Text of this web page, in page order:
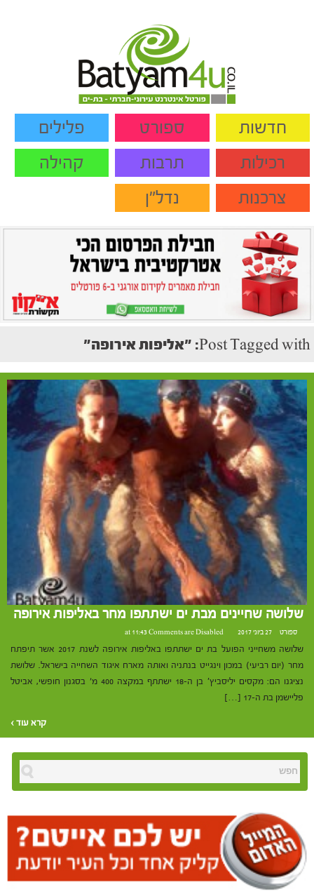
חדשות ספורט
פלילים
רכילות
תרבות
קהילה
צרכנות
נדל"ן
Post Tagged with: "אליפות אירופה"
שלושה שחיינים מבת ים ישתתפו מחר באליפות אירופה
ספורט 27 ביוני 2017 at 11:43 Comments are Disabled
שלושה משחייני הפועל בת ים ישתתפו באליפות אירופה לשנת 2017 אשר תיפתח
מחר (יום רביעי) במכון וינגייט בנתניה ואותה מארח איגוד השחייה בישראל. שלושת
נציגנו הם: מקסים יליסביץ' בן ה-18 ישתתף במקצה 400 מ׳ בסגנון חופשי, אביטל
פליישמן בת ה-17 […]
קרא עוד ›